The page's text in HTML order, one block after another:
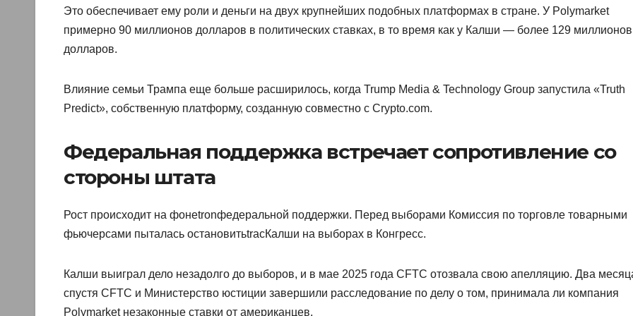
Это обеспечивает ему роли и деньги на двух крупнейших подобных платформах в стране. У Polymarket
примерно 90 миллионов долларов в политических ставках, в то время как у Калши — более 129 миллионов
долларов.
Влияние семьи Трампа еще больше расширилось, когда Trump Media & Technology Group запустила «Truth
Predict», собственную платформу, созданную совместно с Crypto.com.
Федеральная поддержка встречает сопротивление со
стороны штата
Рост происходит на фонеtronфедеральной поддержки. Перед выборами Комиссия по торговле товарными
фьючерсами пыталась остановитьtracКалши на выборах в Конгресс.
Калши выиграл дело незадолго до выборов, и в мае 2025 года CFTC отозвала свою апелляцию. Два
спустя CFTC и Министерство юстиции завершили расследование по делу о том, принимала ли компания
Polymarket незаконные ставки от американцев.